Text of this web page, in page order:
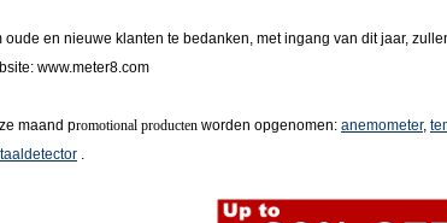
oude en nieuwe klanten te bedanken, met ingang van dit jaar,
www.meter8.com
maand promotional producten worden opgenomen: anemometer,
.